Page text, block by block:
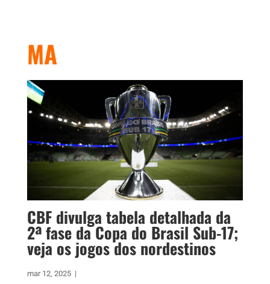
MA
CBF divulga tabela detalhada da
2ª fase da Copa do Brasil Sub-17;
veja os jogos dos nordestinos
mar 12, 2025 |